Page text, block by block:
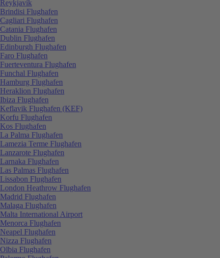
Reykjavík
Brindisi Flughafen
Cagliari Flughafen
Catania Flughafen
Dublin Flughafen
Edinburgh Flughafen
Faro Flughafen
Fuerteventura Flughafen
Funchal Flughafen
Hamburg Flughafen
Heraklion Flughafen
Ibiza Flughafen
Keflavik Flughafen (KEF)
Korfu Flughafen
Kos Flughafen
La Palma Flughafen
Lamezia Terme Flughafen
Lanzarote Flughafen
Larnaka Flughafen
Las Palmas Flughafen
Lissabon Flughafen
London Heathrow Flughafen
Madrid Flughafen
Malaga Flughafen
Malta International Airport
Menorca Flughafen
Neapel Flughafen
Nizza Flughafen
Olbia Flughafen